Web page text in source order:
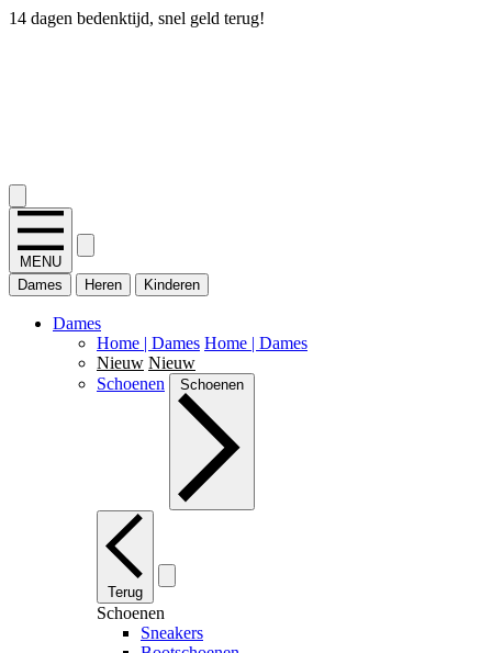
14 dagen bedenktijd, snel geld terug!
MENU
Dames
Heren Kinderen
Dames
Home | Dames Home | Dames
Nieuw Nieuw
Schoenen
Schoenen
Terug
Schoenen
Sneakers